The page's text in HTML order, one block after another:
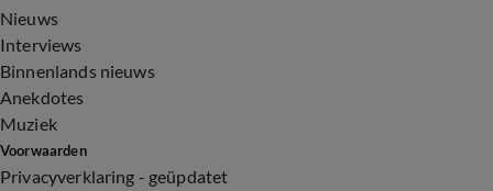
Nieuws
Interviews
Binnenlands nieuws
Anekdotes
Muziek
Voorwaarden
Privacyverklaring - geüpdatet